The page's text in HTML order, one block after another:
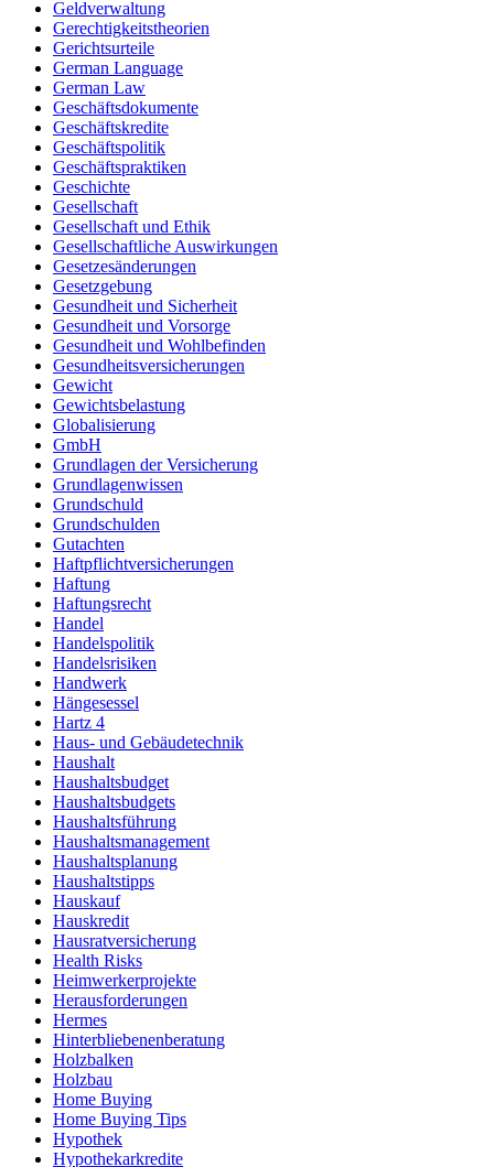
Geldverwaltung
Gerechtigkeitstheorien
Gerichtsurteile
German Language
German Law
Geschäftsdokumente
Geschäftskredite
Geschäftspolitik
Geschäftspraktiken
Geschichte
Gesellschaft
Gesellschaft und Ethik
Gesellschaftliche Auswirkungen
Gesetzesänderungen
Gesetzgebung
Gesundheit und Sicherheit
Gesundheit und Vorsorge
Gesundheit und Wohlbefinden
Gesundheitsversicherungen
Gewicht
Gewichtsbelastung
Globalisierung
GmbH
Grundlagen der Versicherung
Grundlagenwissen
Grundschuld
Grundschulden
Gutachten
Haftpflichtversicherungen
Haftung
Haftungsrecht
Handel
Handelspolitik
Handelsrisiken
Handwerk
Hängesessel
Hartz 4
Haus- und Gebäudetechnik
Haushalt
Haushaltsbudget
Haushaltsbudgets
Haushaltsführung
Haushaltsmanagement
Haushaltsplanung
Haushaltstipps
Hauskauf
Hauskredit
Hausratversicherung
Health Risks
Heimwerkerprojekte
Herausforderungen
Hermes
Hinterbliebenenberatung
Holzbalken
Holzbau
Home Buying
Home Buying Tips
Hypothek
Hypothekarkredite